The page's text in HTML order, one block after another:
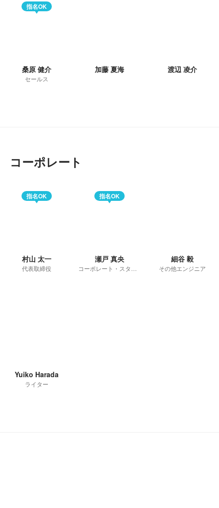
指名OK
桑原 健介
セールス
加藤 夏海 渡辺 凌介
コーポレート
指名OK
村山 太一
代表取締役
指名OK
瀬戸 真央 細谷 毅
その他エンジニア
Yuiko Harada
ライター